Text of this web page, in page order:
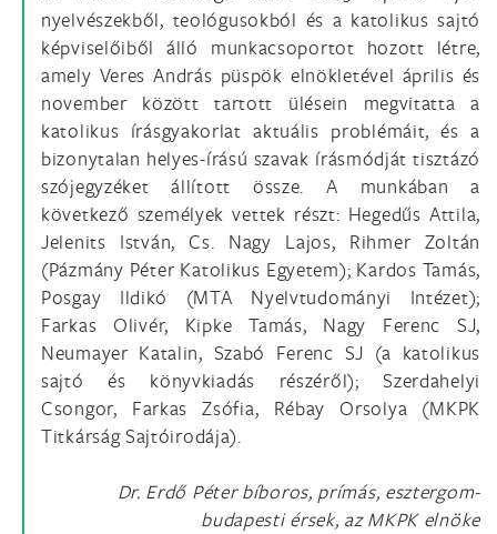
nyelvészekből, teológusokból és a katolikus sajtó
képviselőiből álló munkacsoportot hozott létre,
amely Veres András püspök elnökletével április és
november között tartott ülésein megvitatta a
katolikus írásgyakorlat aktuális problémáit, és a
bizonytalan helyes-írású szavak írásmódját tisztázó
szójegyzéket állított össze. A munkában a
következő személyek vettek részt: Hegedűs Attila,
Jelenits István, Cs. Nagy Lajos, Rihmer Zoltán
(Pázmány Péter Katolikus Egyetem); Kardos Tamás,
Posgay Ildikó (MTA Nyelvtudományi Intézet);
Farkas Olivér, Kipke Tamás, Nagy Ferenc SJ,
Neumayer Katalin, Szabó Ferenc SJ (a katolikus
sajtó és könyvkiadás részéről); Szerdahelyi
Csongor, Farkas Zsófia, Rébay Orsolya (MKPK
Titkárság Sajtóirodája).
Dr. Erdő Péter bíboros, prímás, esztergom-
budapesti érsek, az MKPK elnöke